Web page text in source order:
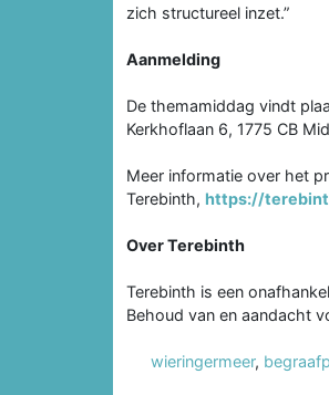
zich structureel inzet.”
Aanmelding
De themamiddag vindt
Kerkhoflaan 6, 1775 CB
Meer informatie over het
Terebinth, https://
Over Terebinth
Terebinth is een
Behoud van en aandacht
wieringermeer,